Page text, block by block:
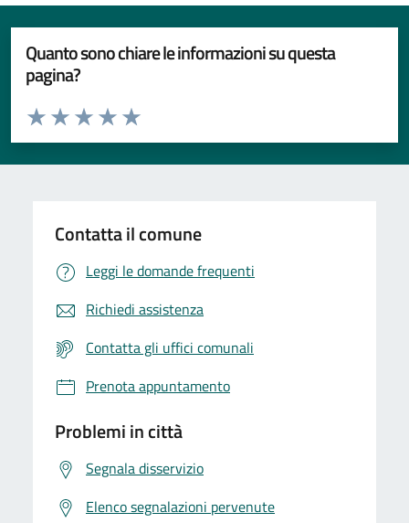
Quanto sono chiare le informazioni su questa
pagina?
Valuta da 1 a 5 stelle la pagina
Valuta 5 stelle su 5
Valuta 4 stelle su 5
Valuta 3 stelle su 5
Valuta 2 stelle su 5
Valuta 1 stelle su 5
Contatta il comune
Leggi le domande frequenti
Richiedi assistenza
Contatta gli uffici comunali
Prenota appuntamento
Problemi in città
Segnala disservizio
Elenco segnalazioni pervenute